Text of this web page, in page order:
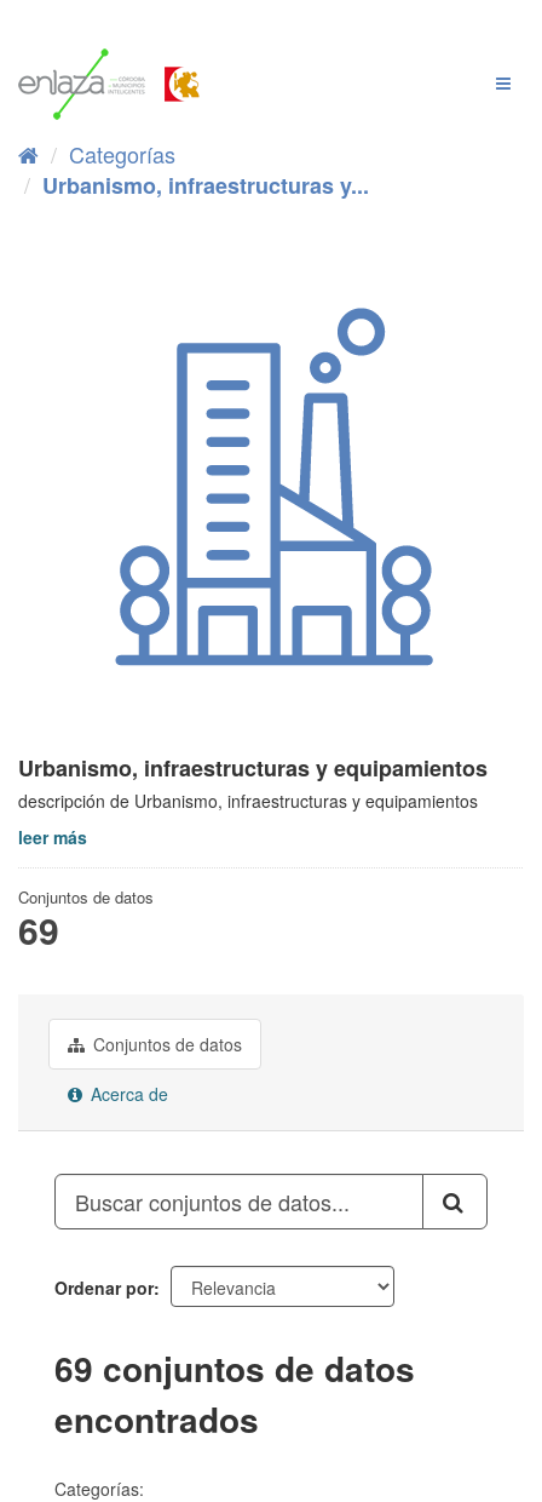
Categorías
Urbanismo, infraestructuras y...
Urbanismo, infraestructuras y equipamientos
descripción de Urbanismo, infraestructuras y equipamientos
leer más
Conjuntos de datos
69
Conjuntos de datos
Acerca de
Ordenar por
69 conjuntos de datos
encontrados
Categorías: